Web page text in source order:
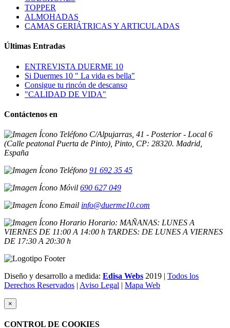
TOPPER
ALMOHADAS
CAMAS GERIÁTRICAS Y ARTICULADAS
Últimas Entradas
ENTREVISTA DUERME 10
Si Duermes 10 " La vida es bella"
Consigue tu rincón de descanso
"CALIDAD DE VIDA"
Contáctenos en
C/Alpujarras, 41 - Posterior - Local 6
(Calle peatonal Puerta de Pinto), Pinto, CP: 28320. Madrid,
España
91 692 35 45
690 627 049
info@duerme10.com
Horario: MAÑANAS: LUNES A
VIERNES DE 11:00 A 14:00 h TARDES: DE LUNES A VIERNES
DE 17:30 A 20:30 h
Diseño y desarrollo a medida: Edisa Webs 2019 | Todos los
Derechos Reservados | Aviso Legal | Mapa Web
×
CONTROL DE COOKIES